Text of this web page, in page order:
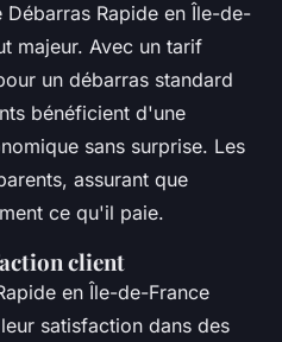
Débarras Rapide en Île-de-
majeur. Avec un tarif
un débarras standard
bénéficient d'une
sans surprise. Les
assurant que
ce qu'il paie.
client
en Île-de-France
satisfaction dans des